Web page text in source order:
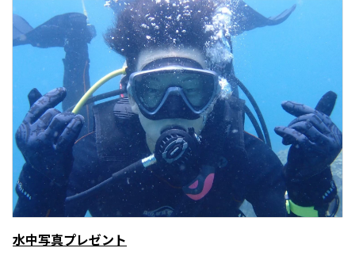
新規登録の事業者の皆様
すでにご登録済み事業者の皆様
イベント情報の掲載はこちら
水中写真プレゼント